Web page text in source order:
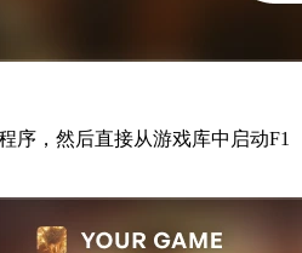
序，然后直接从游戏库中启动F1